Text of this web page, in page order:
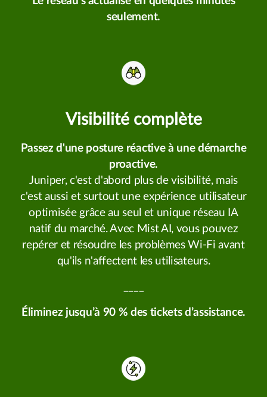
seulement.
Visibilité complète
Passez d'une posture réactive à une démarche
proactive.
Juniper, c'est d'abord plus de visibilité, mais
c'est aussi et surtout une expérience utilisateur
optimisée grâce au seul et unique réseau IA
natif du marché. Avec Mist AI, vous pouvez
repérer et résoudre les problèmes Wi-Fi avant
qu'ils n'affectent les utilisateurs.
Éliminez jusqu’à 90 % des tickets d’assistance.